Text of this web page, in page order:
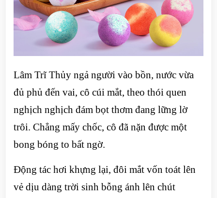
Lâm Trĩ Thủy ngả người vào bồn, nước vừa
đủ phủ đến vai, cô cúi mắt, theo thói quen
nghịch nghịch đám bọt thơm đang lững lờ
trôi. Chẳng mấy chốc, cô đã nặn được một
bong bóng to bất ngờ.
Động tác hơi khựng lại, đôi mắt vốn toát lên
vẻ dịu dàng trời sinh bỗng ánh lên chút